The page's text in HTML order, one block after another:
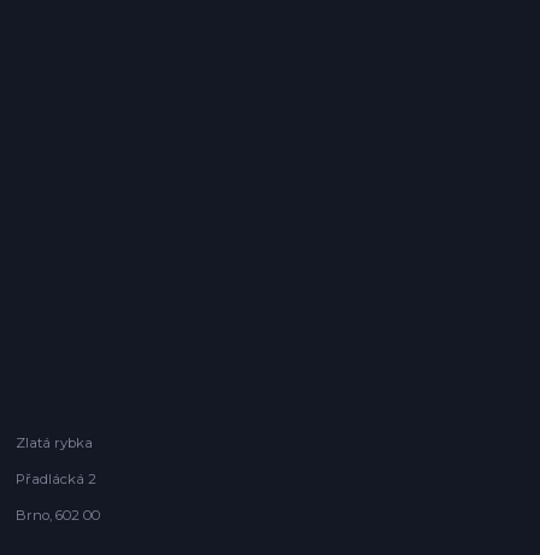
Zlatá rybka
Přadlácká 2
Brno, 602 00